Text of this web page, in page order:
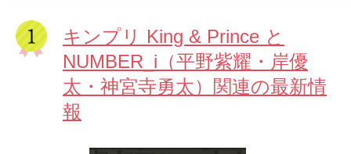
キンプリ King & Prince と
NUMBER_i（平野紫耀・岸優
太・神宮寺勇太）関連の最新情
報